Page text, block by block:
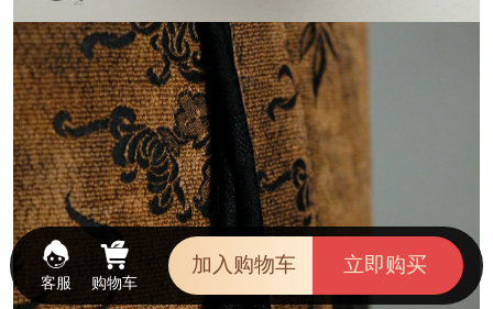
客服 购物车
加入购物车 立即购买